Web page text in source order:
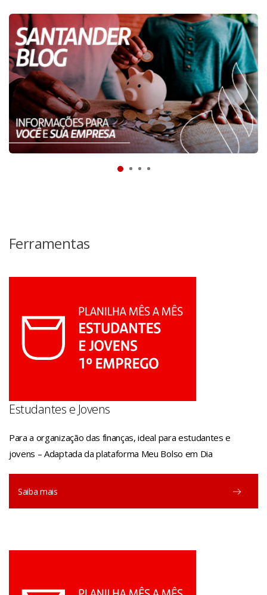
Ferramentas
Estudantes e Jovens
Para a organização das finanças, ideal para estudantes e
jovens – Adaptada da plataforma Meu Bolso em Dia
Saiba mais